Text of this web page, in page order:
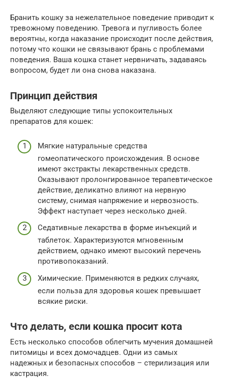
Бранить кошку за нежелательное поведение приводит к
тревожному поведению. Тревога и пугливость более
вероятны, когда наказание происходит после действия,
потому что кошки не связывают брань с проблемами
поведения. Ваша кошка станет нервничать, задаваясь
вопросом, будет ли она снова наказана.
Принцип действия
Выделяют следующие типы успокоительных
препаратов для кошек:
Мягкие натуральные средства
гомеопатического происхождения. В основе
имеют экстракты лекарственных средств.
Оказывают пролонгированное терапевтическое
действие, деликатно влияют на нервную
систему, снимая напряжение и нервозность.
Эффект наступает через несколько дней.
Седативные лекарства в форме инъекций и
таблеток. Характеризуются мгновенным
действием, однако имеют высокий перечень
противопоказаний.
Химические. Применяются в редких случаях,
если польза для здоровья кошек превышает
всякие риски.
Что делать, если кошка просит кота
Есть несколько способов облегчить мучения домашней
питомицы и всех домочадцев. Одни из самых
надежных и безопасных способов – стерилизация или
кастрация.